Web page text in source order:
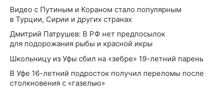
Видео с Путиным и Кораном стало популярным
в Турции, Сирии и других странах
Дмитрий Патрушев: В РФ нет предпосылок
для подорожания рыбы и красной икры
Школьницу из Уфы сбил на «зебре» 19-летний парень
В Уфе 16-летний подросток получил переломы после
столкновения с «газелью»